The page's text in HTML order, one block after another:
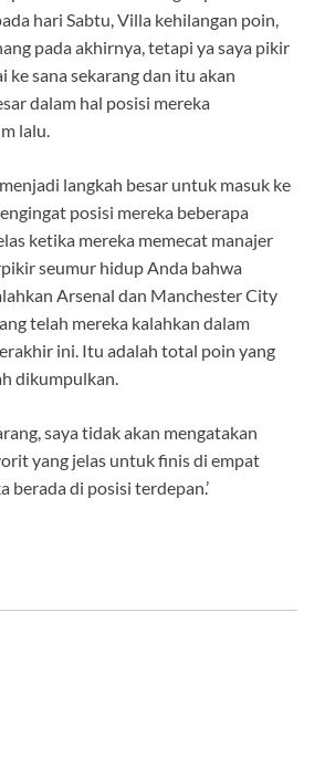
hari Sabtu, Villa kehilangan poin,
pada akhirnya, tetapi ya saya pikir
ke sana sekarang dan itu akan
dalam hal posisi mereka
lalu.
langkah besar untuk masuk ke
posisi mereka beberapa
ketika mereka memecat manajer
seumur hidup Anda bahwa
Arsenal dan Manchester City
telah mereka kalahkan dalam
ini. Itu adalah total poin yang
dikumpulkan.
saya tidak akan mengatakan
yang jelas untuk finis di empat
berada di posisi terdepan.’